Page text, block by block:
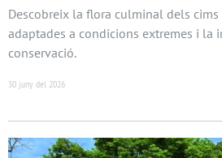
Descobreix la flora culminal dels cims
adaptades a condicions extremes i la
conservació.
30 juny del 2026